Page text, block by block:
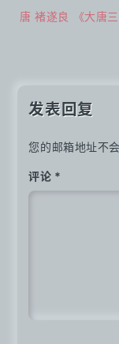
章
唐 褚遂良 《大唐三
发表回复
您的邮箱地址不会
评论 *